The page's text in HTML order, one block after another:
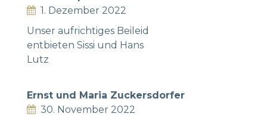
1. Dezember 2022
Unser aufrichtiges Beileid
entbieten Sissi und Hans
Lutz
Ernst und Maria Zuckersdorfer
30. November 2022